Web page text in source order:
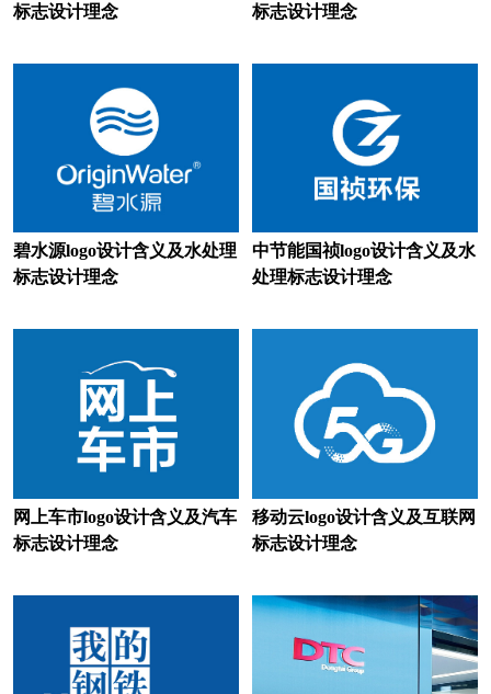
财经大学logo设计 传媒logo设计
城市logo设计 宠物logo设计
地板logo设计
电动车logo设计 地铁logo设计
电信运营商logo设计
电商平台logo设计 地产logo设计
耳机logo设计 服饰logo设计
房地产logo设计
狗粮logo设计
标志设计理念
标志设计理念
碧水源logo设计含义及水处理
标志设计理念
中节能国祯logo设计含义及水
处理标志设计理念
网上车市logo设计含义及汽车
标志设计理念
移动云logo设计含义及互联网
标志设计理念